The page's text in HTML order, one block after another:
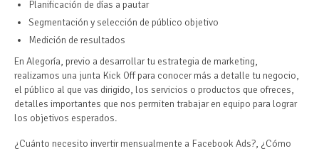
Planificación de días a pautar
Segmentación y selección de público objetivo
Medición de resultados
En Alegoría, previo a desarrollar tu estrategia de marketing,
realizamos una junta Kick Off para conocer más a detalle tu negocio,
el público al que vas dirigido, los servicios o productos que ofreces,
detalles importantes que nos permiten trabajar en equipo para lograr
los objetivos esperados.
¿Cuánto necesito invertir mensualmente a Facebook Ads?, ¿Cómo